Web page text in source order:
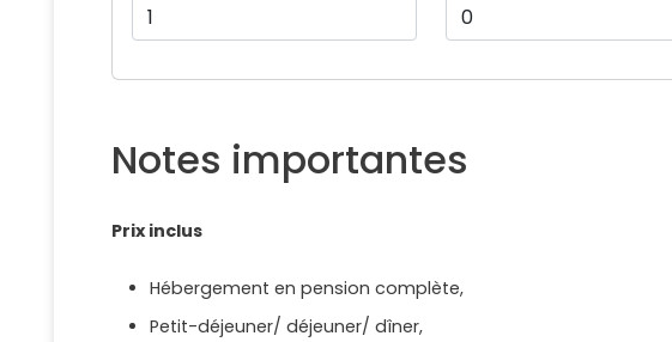
Notes importantes
Prix inclus
Hébergement en pension complète,
Petit-déjeuner/ déjeuner/ dîner,